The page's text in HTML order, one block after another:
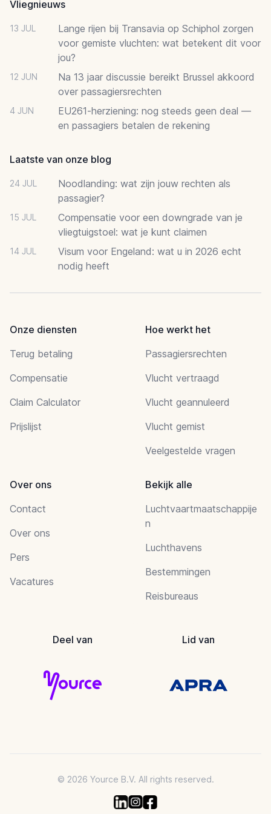
Vliegnieuws
13 JUL
Lange rijen bij Transavia op Schiphol zorgen
voor gemiste vluchten: wat betekent dit voor
jou?
12 JUN
Na 13 jaar discussie bereikt Brussel akkoord
over passagiersrechten
4 JUN
EU261-herziening: nog steeds geen deal —
en passagiers betalen de rekening
Laatste van onze blog
24 JUL
Noodlanding: wat zijn jouw rechten als
passagier?
15 JUL
Compensatie voor een downgrade van je
vliegtuigstoel: wat je kunt claimen
14 JUL
Visum voor Engeland: wat u in 2026 echt
nodig heeft
Onze diensten
Terug betaling
Compensatie
Claim Calculator
Prijslijst
Hoe werkt het
Passagiersrechten
Vlucht vertraagd
Vlucht geannuleerd
Vlucht gemist
Veelgestelde vragen
Over ons
Contact
Over ons
Pers
Vacatures
Bekijk alle
Luchtvaartmaatschappije
n
Luchthavens
Bestemmingen
Reisbureaus
Deel van Lid van
© 2026 Yource B.V. All rights reserved.